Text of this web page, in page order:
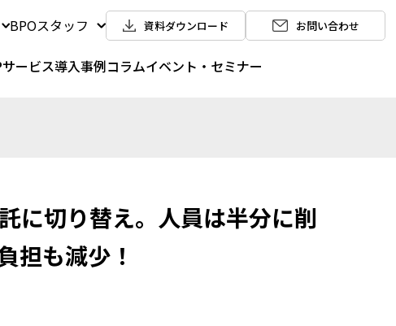
BPOスタッフ 資料ダウンロード お問い合わせ
サービス導入事例コラムイベント・セミナー
に切り替え。人員は半分に削
担も減少！